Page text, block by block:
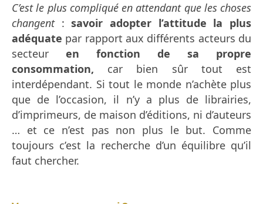
C’est le plus compliqué en attendant que les choses
changent:savoir adopter l’attitude la plus
adéquate par rapport aux différents acteurs du
secteur en fonction de sa propre
consommation, car bien sûr tout est
interdépendant. Si tout le monde n’achète plus
que de l’occasion, il n’y a plus de librairies,
d’imprimeurs, de maison d’éditions, ni d’auteurs
… et ce n’est pas non plus le but. Comme
toujours c’est la recherche d’un équilibre qu’il
faut chercher.